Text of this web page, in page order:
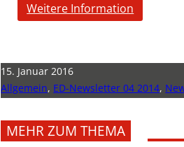
Weitere Information
15. Januar 2016
Allgemein, ED-Newsletter 04 2014,
MEHR ZUM THEMA